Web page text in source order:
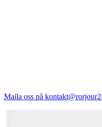
Maila oss på